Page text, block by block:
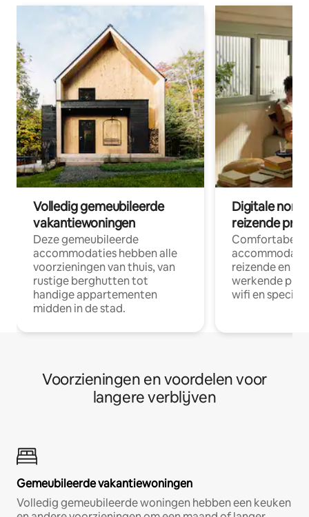
Volledig gemeubileerde
vakantiewoningen
Deze gemeubileerde
accommodaties hebben alle
voorzieningen van thuis, van
rustige berghutten tot
handige appartementen
midden in de stad.
Digitale
reizende
Comfortabele
reizende en
werkende
wifi en
Voorzieningen en voordelen voor
langere verblijven
Gemeubileerde vakantiewoningen
Volledig gemeubileerde woningen hebben een keuken